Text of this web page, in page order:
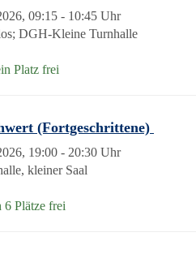
09:15 - 10:45 Uhr
DGH-Kleine Turnhalle
Platz frei
(Fortgeschrittene)
19:00 - 20:30 Uhr
kleiner Saal
6 Plätze frei